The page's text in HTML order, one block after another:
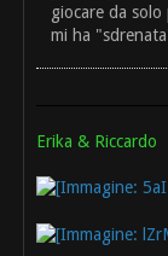
giocare da
mi ha
Erika & Riccardo